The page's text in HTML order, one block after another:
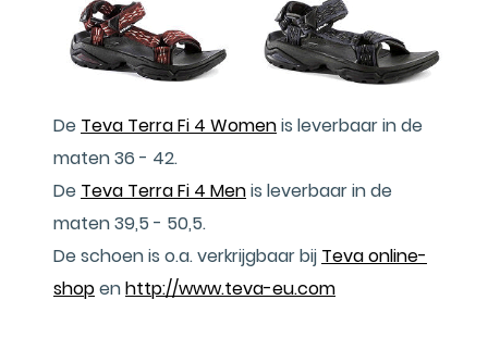
De Teva Terra Fi 4 Womenis leverbaar in de
maten 36 - 42.
De Teva Terra Fi 4 Menis leverbaar in de
maten 39,5 - 50,5.
De schoen is o.a. verkrijgbaar bij Teva online-
shopenhttp://www.teva-eu.com